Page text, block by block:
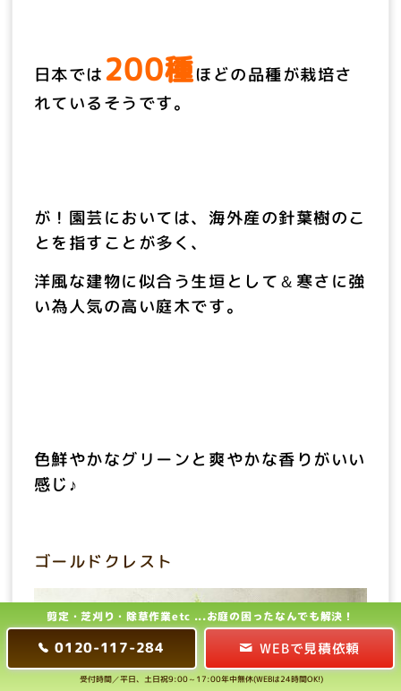
日本では200種ほどの品種が栽培さ
れているそうです。
が！ 園芸においては、海外産の針葉樹のこ
とを指すことが多く、
洋風な建物に似合う生垣として＆寒さに強
い為人気の高い庭木です。
色鮮やかなグリーンと爽やかな香りがいい
感じ♪
ゴールドクレスト
剪定・芝刈り・除草作業etc ...お庭の困ったなんでも解決！
0120-117-284 WEBで見積依頼
受付時間／平日、土日祝9:00～17:00年中無休(WEBは24時間OK!)